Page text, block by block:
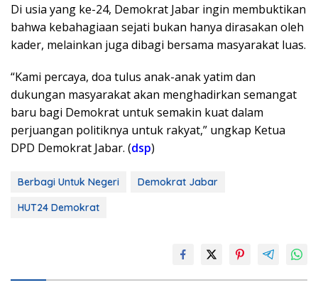
Di usia yang ke-24, Demokrat Jabar ingin membuktikan
bahwa kebahagiaan sejati bukan hanya dirasakan oleh
kader, melainkan juga dibagi bersama masyarakat luas.
“Kami percaya, doa tulus anak-anak yatim dan
dukungan masyarakat akan menghadirkan semangat
baru bagi Demokrat untuk semakin kuat dalam
perjuangan politiknya untuk rakyat,” ungkap Ketua
DPD Demokrat Jabar. (dsp)
Berbagi Untuk Negeri
Demokrat Jabar
HUT24 Demokrat